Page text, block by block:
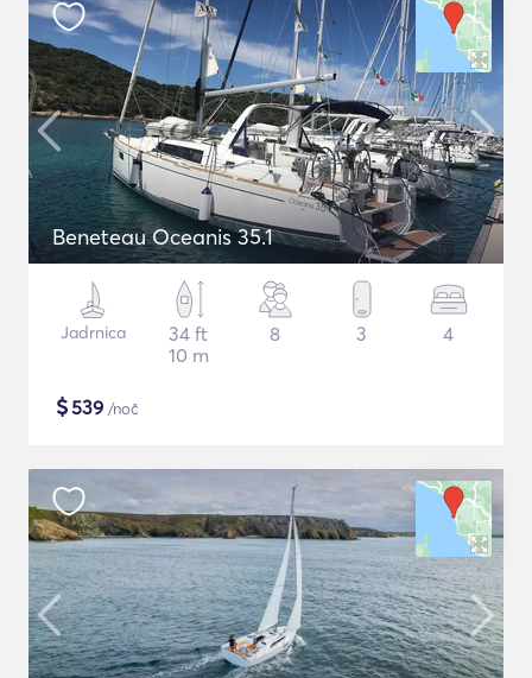
Beneteau Oceanis 35.1
Jadrnica
34 ft
10 m
8 3 4
$539 /noč